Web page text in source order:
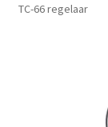
Homepagina
TC-66 regelaar